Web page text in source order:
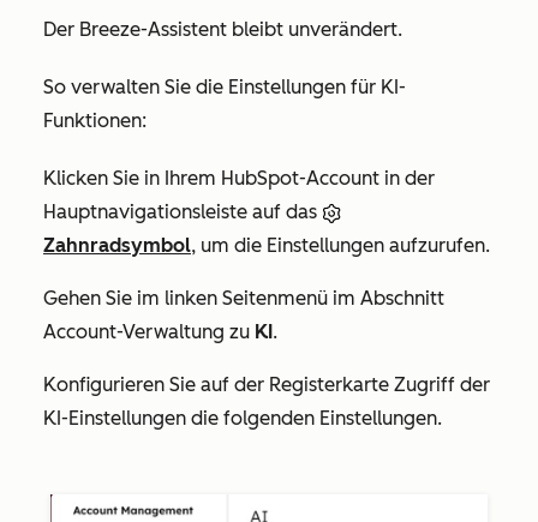
Der Breeze-Assistent bleibt unverändert.
So verwalten Sie die Einstellungen für KI-
Funktionen:
Klicken Sie in Ihrem HubSpot-Account in der
Hauptnavigationsleiste auf das
Zahnradsymbol, um die Einstellungen aufzurufen.
Gehen Sie im linken Seitenmenü im Abschnitt
Account-Verwaltung zu KI.
Konfigurieren Sie auf der Registerkarte Zugriff der
KI-Einstellungen die folgenden Einstellungen.